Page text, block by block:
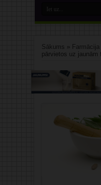
Sākums » Farmācija
pārvietos uz jaunām